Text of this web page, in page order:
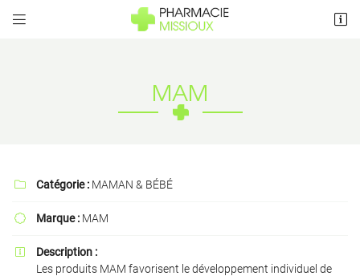
 
Adresse email de réception
MAM
 Catégorie : MAMAN & BÉBÉ
 Marque : MAM

Description :
Les produits MAM favorisent le développement individuel de